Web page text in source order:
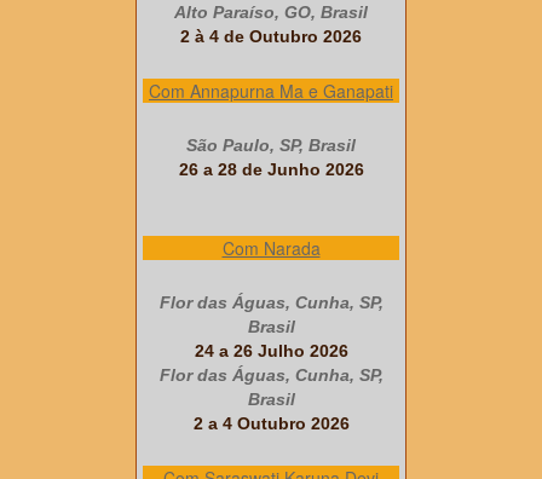
Alto Paraíso, GO, Brasil
2 à 4 de Outubro 2026
Com Annapurna Ma e Ganapati
São Paulo, SP, Brasil
26 a 28 de Junho 2026
Com Narada
Flor das Águas, Cunha, SP,
Brasil
24 a 26 Julho 2026
Flor das Águas, Cunha, SP,
Brasil
2 a 4 Outubro 2026